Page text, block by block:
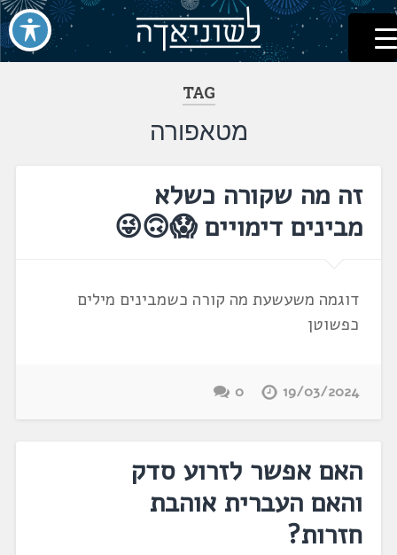
דלג
לתוכן
לשוניאדה
עברית. לשון. שפה
TAG
מטאפורה
זה מה שקורה כשלא
מבינים דימויים 😱🙃😜
דוגמה משעשעת מה קורה כשמבינים מילים
כפשוטן
19/03/2024
0
האם אפשר לזרוע סדק
והאם העברית אוהבת
חזרות?